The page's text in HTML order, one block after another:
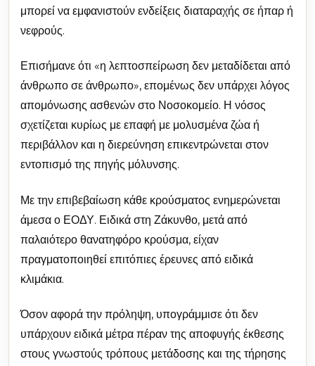
μπορεί να εμφανιστούν ενδείξεις διαταραχής σε ήπαρ ή
νεφρούς.
Επισήμανε ότι «η λεπτοσπείρωση δεν μεταδίδεται από
άνθρωπο σε άνθρωπο», επομένως δεν υπάρχει λόγος
απομόνωσης ασθενών στο Νοσοκομείο. Η νόσος
σχετίζεται κυρίως με επαφή με μολυσμένα ζώα ή
περιβάλλον και η διερεύνηση επικεντρώνεται στον
εντοπισμό της πηγής μόλυνσης.
Με την επιβεβαίωση κάθε κρούσματος ενημερώνεται
άμεσα ο ΕΟΔΥ. Ειδικά στη Ζάκυνθο, μετά από
παλαιότερο θανατηφόρο κρούσμα, είχαν
πραγματοποιηθεί επιτόπιες έρευνες από ειδικά
κλιμάκια.
Όσον αφορά την πρόληψη, υπογράμμισε ότι δεν
υπάρχουν ειδικά μέτρα πέραν της αποφυγής έκθεσης
στους γνωστούς τρόπους μετάδοσης και της τήρησης